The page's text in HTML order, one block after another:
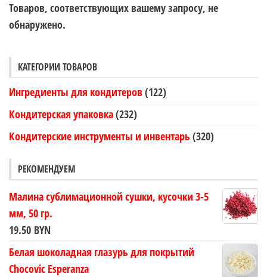
Товаров, соответствующих вашему запросу, не
обнаружено.
КАТЕГОРИИ ТОВАРОВ
Ингредиенты для кондитеров(122)
Кондитерская упаковка(232)
Кондитерские инструменты и инвентарь (320)
РЕКОМЕНДУЕМ
Малина сублимационной сушки, кусочки 3-5
мм, 50 гр.
19.50 BYN
Белая шоколадная глазурь для покрытий
Chocovic Esperanza